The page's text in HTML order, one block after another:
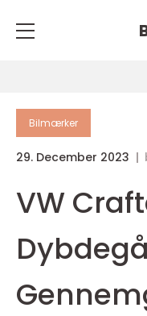
Bilmærker
29. December 2023
VW